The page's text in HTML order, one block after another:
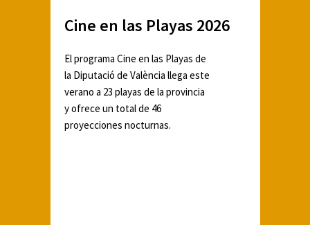
Cine en las Playas 2026
El programa Cine en las Playas de
la Diputació de València llega este
verano a 23 playas de la provincia
y ofrece un total de 46
proyecciones nocturnas.